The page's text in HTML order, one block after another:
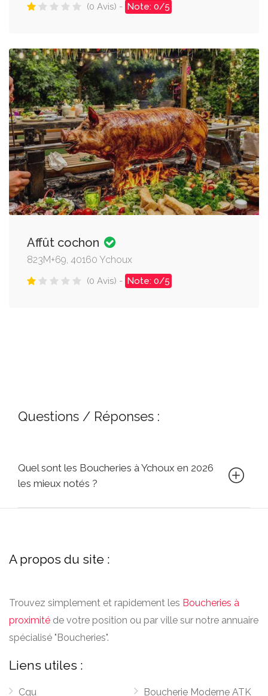
(0 Avis) - Note: 0/5
Affût cochon
823M+69, 40160 Ychoux
(0 Avis) - Note: 0/5
Questions / Réponses :
Quel sont les Boucheries à Ychoux en 2026
les mieux notés ?
A propos du site :
Trouvez simplement et rapidement les Boucheries à
proximité de votre position ou par ville sur notre annuaire
spécialisé "Boucheries".
Liens utiles :
Cgu
Boucherie Moderne ATK